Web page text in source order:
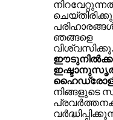
ഞങ്ങളെ
വിശ്വസിക്കൂ.
നിങ്ങളുടെ